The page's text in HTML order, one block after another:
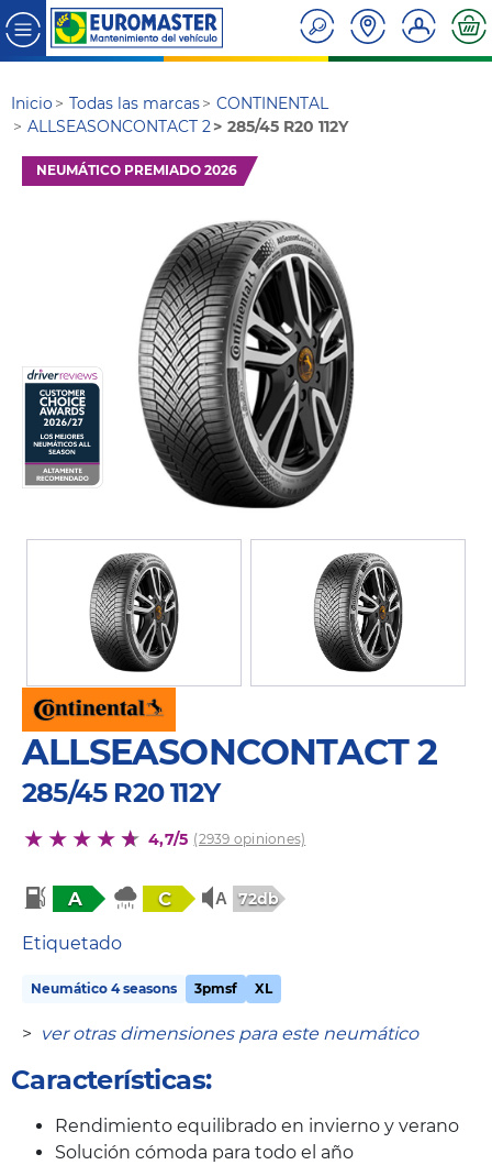
Inicio Todas las marcas
CONTINENTAL
ALLSEASONCONTACT 2
285/45 R20 112Y
NEUMÁTICO PREMIADO 2026
ALLSEASONCONTACT 2
285/45 R20 112Y
4,7/5 (2939 opiniones)
A C 72db
Etiquetado
Neumático 4 seasons 3pmsf XL
> ver otras dimensiones para este neumático
Características:
Rendimiento equilibrado en invierno y verano
Solución cómoda para todo el año